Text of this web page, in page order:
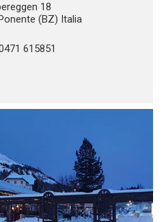
18
(BZ) Italia
615851